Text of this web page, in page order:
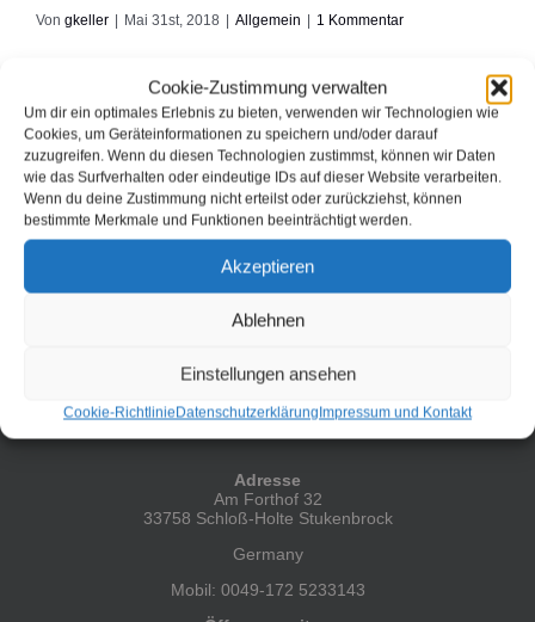
Cookie-Zustimmung verwalten
Um dir ein optimales Erlebnis zu bieten, verwenden wir Technologien wie
Cookies, um Geräteinformationen zu speichern und/oder darauf
zuzugreifen. Wenn du diesen Technologien zustimmst, können wir Daten
wie das Surfverhalten oder eindeutige IDs auf dieser Website verarbeiten.
Wenn du deine Zustimmung nicht erteilst oder zurückziehst, können
bestimmte Merkmale und Funktionen beeinträchtigt werden.
Akzeptieren
Ablehnen
Einstellungen ansehen
Cookie-RichtlinieDatenschutzerklärungImpressum und Kontakt
Von gkeller Mai 31st, 2018 Allgemein 1 Kommentar
Bäcker. Heute morgen auch mal mit dem Fahrrad. Muss ja
nicht immer das Auto sein. In Umweltfragen sind aber andere
Leute wohl ganz anders unterwegs als ich. Ich stelle mein
Fahrrad ab und sehe einen weißen Mercedes SUV der
neben mir [...]
Weiterlesen
HIER FINDEST DU MICH
Adresse
Am Forthof 32
33758 Schloß-Holte Stukenbrock
Germany
Mobil: 0049-172 5233143